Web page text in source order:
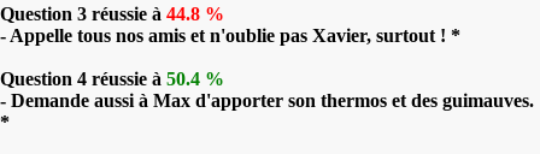
Question 3 réussie à 44.8 %
- Appelle tous nos amis et n'oublie pas Xavier, surtout ! *
Question 4 réussie à 50.4 %
- Demande aussi à Max d'apporter son thermos et des guimauves.
*